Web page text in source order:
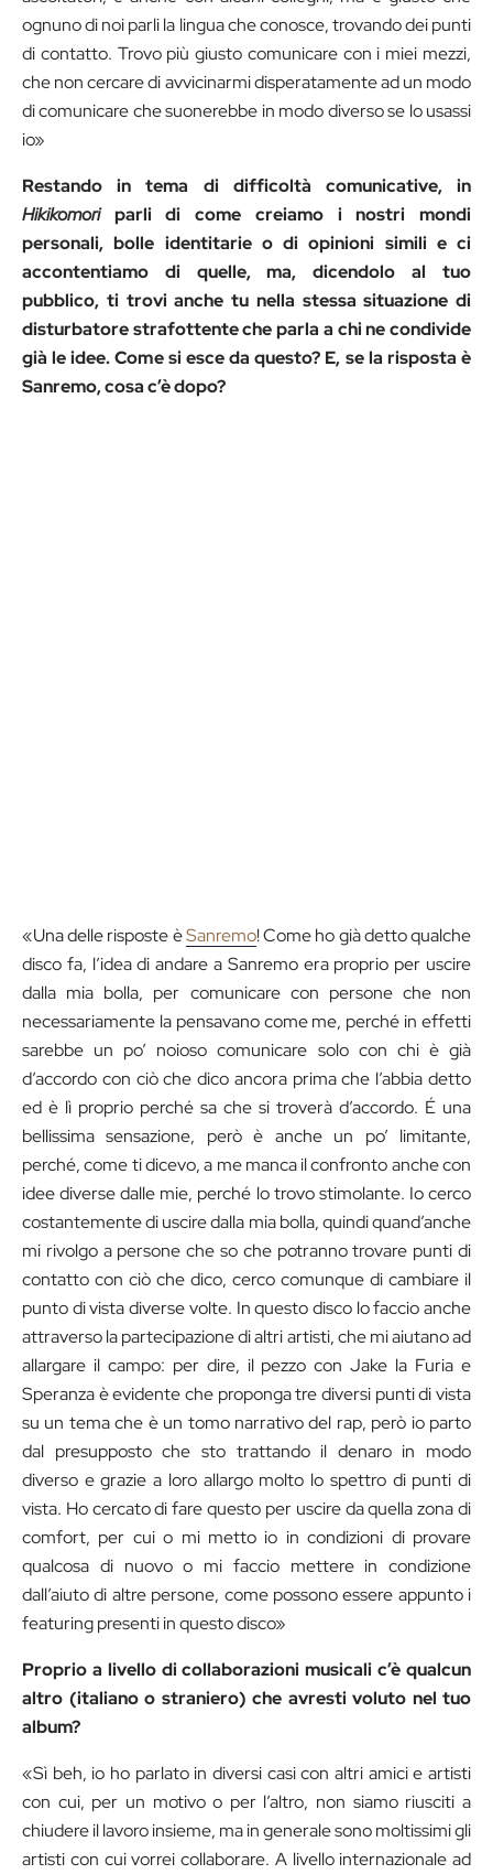
ognuno di noi parli la lingua che conosce, trovando dei punti
di contatto. Trovo più giusto comunicare con i miei mezzi,
che non cercare di avvicinarmi disperatamente ad un modo
di comunicare che suonerebbe in modo diverso se lo usassi
io»
Restando in tema di difficoltà comunicative, in
Hikikomoriparli di come creiamo i nostri mondi
personali, bolle identitarie o di opinioni simili e ci
accontentiamo di quelle, ma, dicendolo al tuo
pubblico, ti trovi anche tu nella stessa situazione di
disturbatore strafottente che parla a chi ne condivide
già le idee. Come si esce da questo? E, se la risposta è
Sanremo, cosa c’è dopo?
«Una delle risposte èSanremo! Come ho già detto qualche
disco fa, l’idea di andare a Sanremo era proprio per uscire
dalla mia bolla, per comunicare con persone che non
necessariamente la pensavano come me, perché in effetti
sarebbe un po’ noioso comunicare solo con chi è già
d’accordo con ciò che dico ancora prima che l’abbia detto
ed è lì proprio perché sa che si troverà d’accordo. É una
bellissima sensazione, però è anche un po’ limitante,
perché, come ti dicevo, a me manca il confronto anche con
idee diverse dalle mie, perché lo trovo stimolante. Io cerco
costantemente di uscire dalla mia bolla, quindi quand’anche
mi rivolgo a persone che so che potranno trovare punti di
contatto con ciò che dico, cerco comunque di cambiare il
punto di vista diverse volte. In questo disco lo faccio anche
attraverso la partecipazione di altri artisti, che mi aiutano ad
allargare il campo: per dire, il pezzo con Jake la Furia e
Speranza è evidente che proponga tre diversi punti di vista
su un tema che è un tomo narrativo del rap, però io parto
dal presupposto che sto trattando il denaro in modo
diverso e grazie a loro allargo molto lo spettro di punti di
vista. Ho cercato di fare questo per uscire da quella zona di
comfort, per cui o mi metto io in condizioni di provare
qualcosa di nuovo o mi faccio mettere in condizione
dall’aiuto di altre persone, come possono essere appunto i
featuring presenti in questo disco»
Proprio a livello di collaborazioni musicali c’è qualcun
altro (italiano o straniero) che avresti voluto nel tuo
album?
«Sì beh, io ho parlato in diversi casi con altri amici e artisti
con cui, per un motivo o per l’altro, non siamo riusciti a
chiudere il lavoro insieme, ma in generale sono moltissimi gli
artisti con cui vorrei collaborare. A livello internazionale ad